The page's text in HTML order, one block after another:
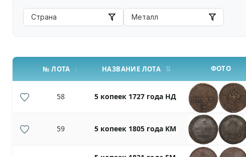
Страна Металл
№ ЛОТА НАЗВАНИЕ ЛОТА ФОТО
58 5 копеек 1727 года НД
59 5 копеек 1805 года КМ